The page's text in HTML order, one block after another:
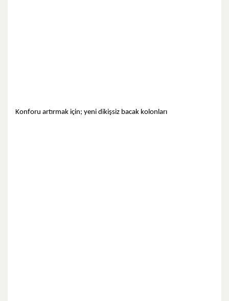
Konforu artırmak için; yeni dikişsiz bacak kolonları